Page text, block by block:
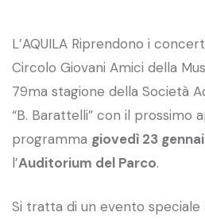
L’AQUILA Riprendono i
Circolo Giovani Amici della
79ma stagione della Società
“B. Barattelli” con il prossimo
programma giovedì 23
l’Auditorium del Parco.
Si tratta di un evento speciale